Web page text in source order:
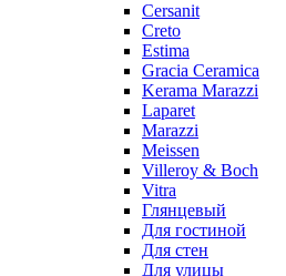
Cersanit
Creto
Estima
Gracia Ceramica
Kerama Marazzi
Laparet
Marazzi
Meissen
Villeroy & Boch
Vitra
Глянцевый
Для гостиной
Для стен
Для улицы